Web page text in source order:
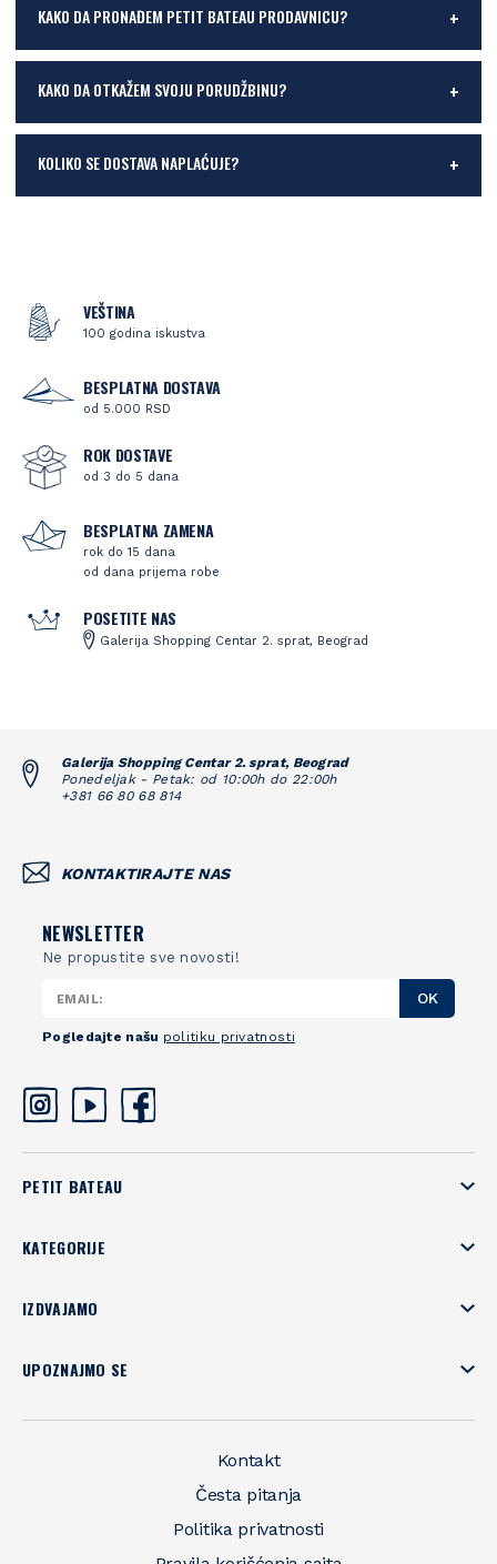
KAKO DA PRONAĐEM PETIT BATEAU PRODAVNICU?
KAKO DA OTKAŽEM SVOJU PORUDŽBINU?
KOLIKO SE DOSTAVA NAPLAĆUJE?
VEŠTINA
100 godina iskustva
BESPLATNA DOSTAVA
od 5.000 RSD
ROK DOSTAVE
od 3 do 5 dana
BESPLATNA ZAMENA
rok do 15 dana
od dana prijema robe
POSETITE NAS
Galerija Shopping Centar 2. sprat, Beograd
Galerija Shopping Centar 2. sprat, Beograd
Ponedeljak - Petak: od 10:00h do 22:00h
+381 66 80 68 814
KONTAKTIRAJTE NAS
NEWSLETTER
Ne propustite sve novosti!
OK
Pogledajte našu politiku privatnosti
PETIT BATEAU
KATEGORIJE
IZDVAJAMO
UPOZNAJMO SE
Kontakt
Česta pitanja
Politika privatnosti